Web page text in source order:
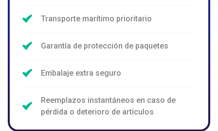
Transporte marítimo prioritario
Garantía de protección de paquetes
Embalaje extra seguro
Reemplazos instantáneos en caso de
pérdida o deterioro de artículos